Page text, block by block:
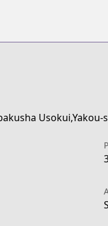
Usokui,Yakou-